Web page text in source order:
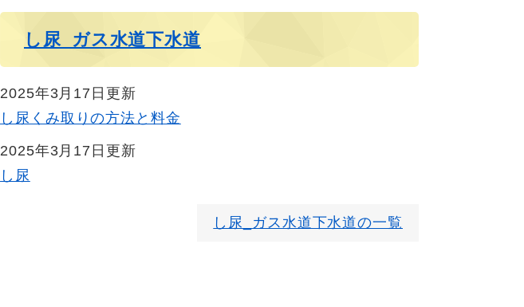
し尿_ガス水道下水道
2025年3月17日更新
し尿くみ取りの方法と料金
2025年3月17日更新
し尿
し尿_ガス水道下水道の一覧